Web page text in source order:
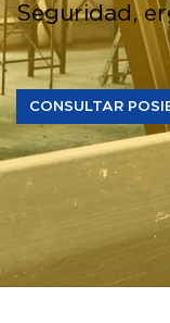
Seguridad,
CONSULTAR